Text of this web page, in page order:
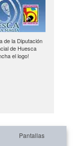
de la Diputación
de Huesca
el logo!
Pantallas